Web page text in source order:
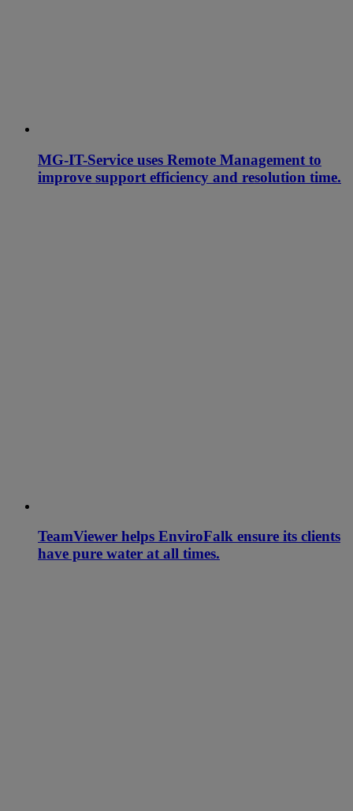
MG-IT-Service uses Remote Management to
improve support efficiency and resolution time.
TeamViewer helps EnviroFalk ensure its clients
have pure water at all times.